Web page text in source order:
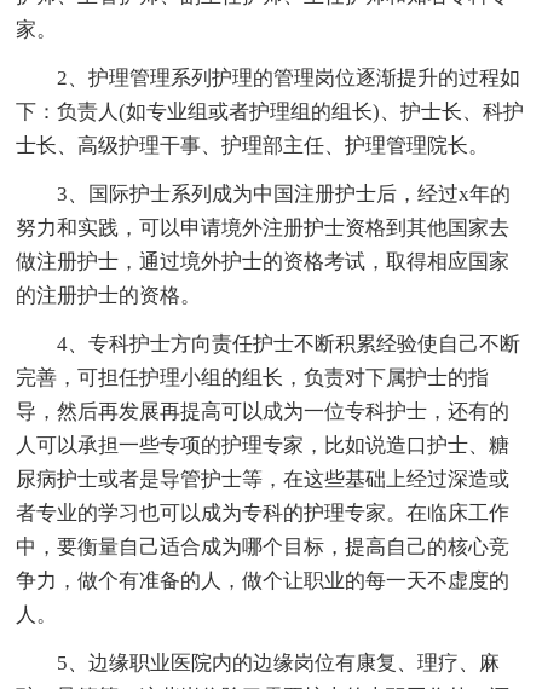
家。
2、护理管理系列护理的管理岗位逐渐提升的过程如
下：负责人(如专业组或者护理组的组长)、护士长、科护
士长、高级护理干事、护理部主任、护理管理院长。
3、国际护士系列成为中国注册护士后，经过x年的
努力和实践，可以申请境外注册护士资格到其他国家去
做注册护士，通过境外护士的资格考试，取得相应国家
的注册护士的资格。
4、专科护士方向责任护士不断积累经验使自己不断
完善，可担任护理小组的组长，负责对下属护士的指
导，然后再发展再提高可以成为一位专科护士，还有的
人可以承担一些专项的护理专家，比如说造口护士、糖
尿病护士或者是导管护士等，在这些基础上经过深造或
者专业的学习也可以成为专科的护理专家。在临床工作
中，要衡量自己适合成为哪个目标，提高自己的核心竞
争力，做个有准备的人，做个让职业的每一天不虚度的
人。
5、边缘职业医院内的边缘岗位有康复、理疗、麻